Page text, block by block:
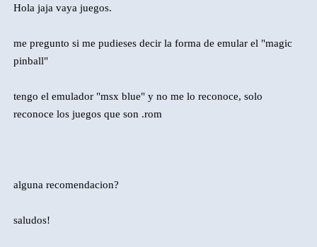
Hola jaja vaya juegos.
me pregunto si me pudieses decir la forma de emular el "magic
pinball"
tengo el emulador "msx blue" y no me lo reconoce, solo
reconoce los juegos que son .rom
alguna recomendacion?
saludos!